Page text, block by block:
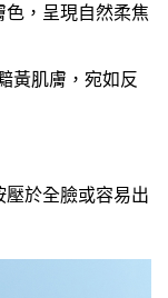
，呈現自然柔焦
黃肌膚，宛如反
於全臉或容易出